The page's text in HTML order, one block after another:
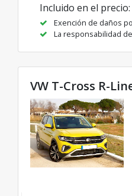
Incluido en el precio:
Exención de daños
La responsabilidad
VW T-Cross R-